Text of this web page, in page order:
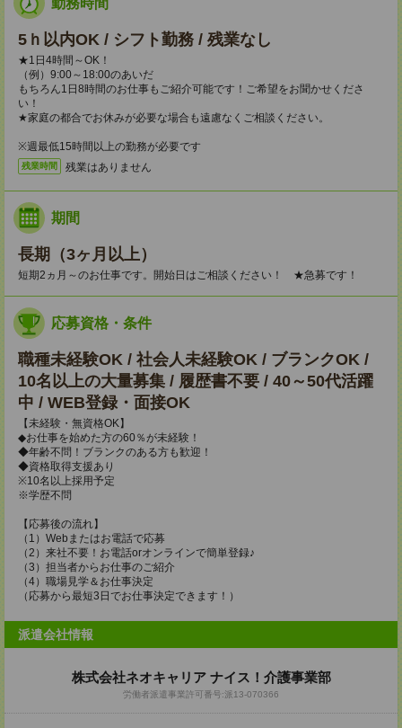
勤務時間
5ｈ以内OK / シフト勤務 / 残業なし
★1日4時間～OK！
（例）9:00～18:00のあいだ
もちろん1日8時間のお仕事もご紹介可能です！ご希望をお聞かせくださ
い！
★家庭の都合でお休みが必要な場合も遠慮なくご相談ください。
※週最低15時間以上の勤務が必要です
残業時間 残業はありません
期間
長期（3ヶ月以上）
短期2ヵ月～のお仕事です。開始日はご相談ください！ ★急募です！
応募資格・条件
職種未経験OK / 社会人未経験OK / ブランクOK /
10名以上の大量募集 / 履歴書不要 / 40～50代活躍
中 / WEB登録・面接OK
【未経験・無資格OK】
◆お仕事を始めた方の60％が未経験！
◆年齢不問！ブランクのある方も歓迎！
◆資格取得支援あり
※10名以上採用予定
※学歴不問
【応募後の流れ】
（1）Webまたはお電話で応募
（2）来社不要！お電話orオンラインで簡単登録♪
（3）担当者からお仕事のご紹介
（4）職場見学＆お仕事決定
（応募から最短3日でお仕事決定できます！）
派遣会社情報
株式会社ネオキャリア ナイス！介護事業部
労働者派遣事業許可番号:派13-070366